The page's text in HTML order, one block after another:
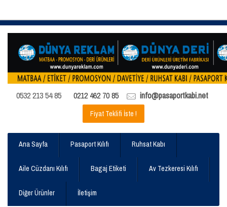
0532 213 54 85 0212 462 70 85 info@pasaportkabi.net
Fiyat Teklifi İste !
Ana Sayfa Pasaport Kılıfı Ruhsat Kabı
Aile Cüzdanı Kılıfı Bagaj Etiketi Av Tezkeresi Kılıfı
Diğer Ürünler İletişim